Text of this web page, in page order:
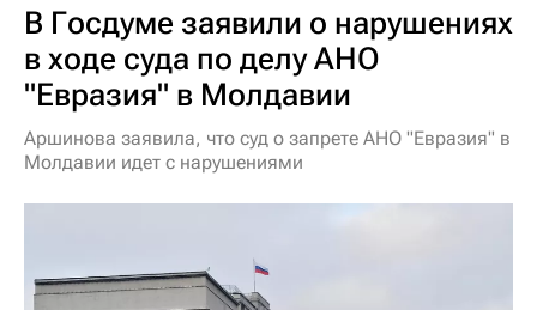
В Госдуме заявили о нарушениях
в ходе суда по делу АНО
"Евразия" в Молдавии
Аршинова заявила, что суд о запрете АНО "Евразия" в
Молдавии идет с нарушениями